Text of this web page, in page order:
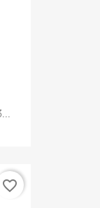
favorite_border